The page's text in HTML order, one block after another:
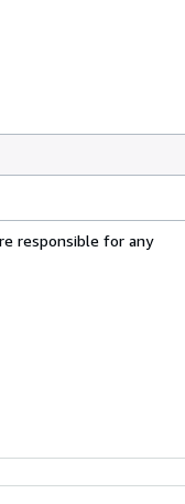
responsible for any